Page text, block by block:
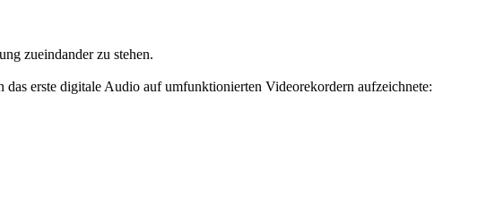
zueindander zu stehen.
erste digitale Audio auf umfunktionierten Videorekordern aufzeichnete: